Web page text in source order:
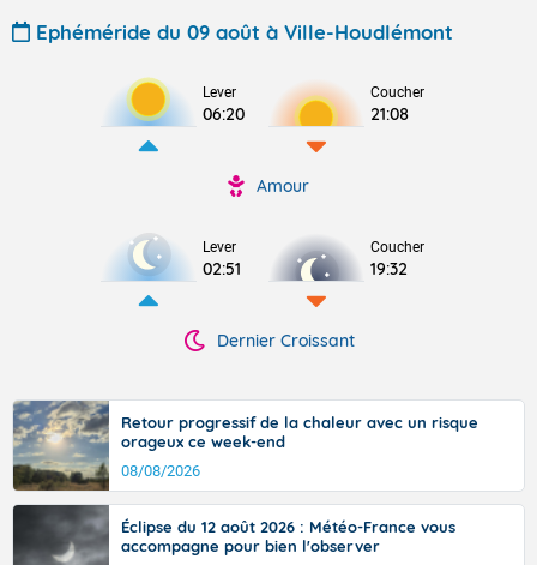
Ephéméride du 09 août à Ville-Houdlémont
Lever
06:20
Coucher
21:08
Amour
Lever
02:51
Coucher
19:32
Dernier Croissant
Retour progressif de la chaleur avec un risque
orageux ce week-end
08/08/2026
Éclipse du 12 août 2026 : Météo-France vous
accompagne pour bien l'observer